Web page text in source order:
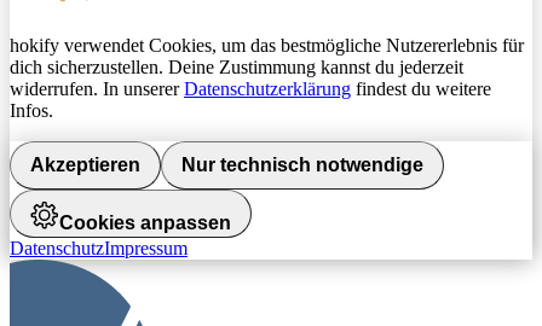
hokify verwendet Cookies, um das bestmögliche Nutzererlebnis für
dich sicherzustellen. Deine Zustimmung kannst du jederzeit
widerrufen. In unsererDatenschutzerklärung findest du weitere
Infos.
Akzeptieren Nur technisch notwendige
Cookies anpassen
DatenschutzImpressum